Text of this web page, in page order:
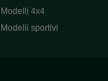
Modelli 4x4
Modelli sportivi